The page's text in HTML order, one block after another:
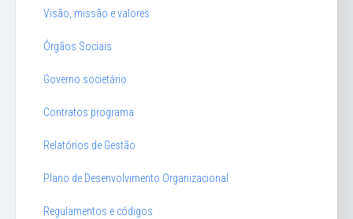
Visão, missão e valores
Órgãos Sociais
Governo societário
Contratos programa
Relatórios de Gestão
Plano de Desenvolvimento Organizacional
Regulamentos e códigos